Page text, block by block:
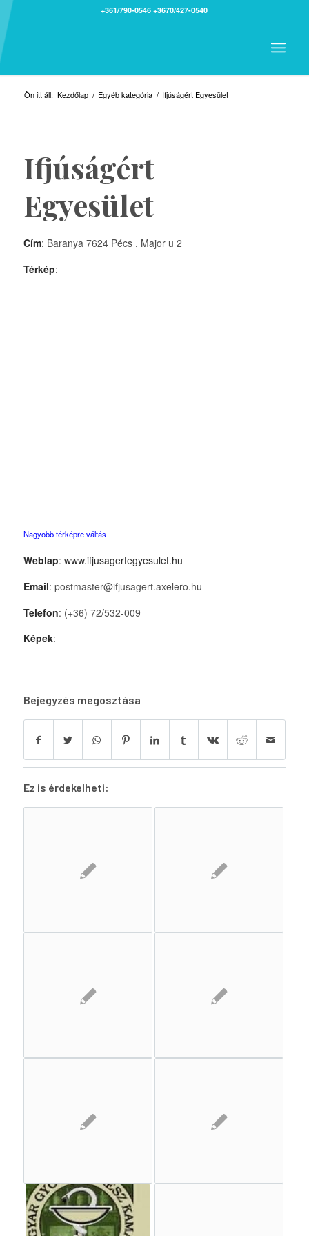
+361/790-0546 +3670/427-0540
Ön itt áll: Kezdőlap / Egyéb kategória / Ifjúságért Egyesület
Ifjúságért
Egyesület
Cím: Baranya 7624 Pécs , Major u 2
Térkép:
Nagyobb térképre váltás
Weblap: www.ifjusagertegyesulet.hu
Email: postmaster@ifjusagert.axelero.hu
Telefon: (+36) 72/532-009
Képek:
Bejegyzés megosztása
Ez is érdekelheti: